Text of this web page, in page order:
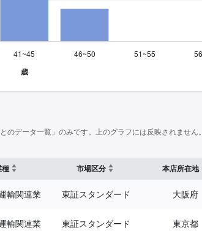
のデータ一覧」のみです。上のグラフには反映されません。
種 市場区分 本店所在地
輸関連業 東証スタンダード 大阪府
輸関連業 東証スタンダード 東京都